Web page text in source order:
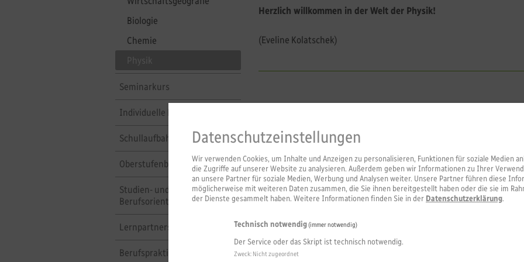
Biologie
Chemie
Seminarkurs
Individuelle Förderung
Schullaufbahnberatung
Oberstufenberatung
Studien- und
Berufsorientierung
Lernpartnerschaften
Berufspraktika
Herzlich willkommen in der Welt der Physik!
(Eveline Kolatschek)
Herr Klaus von Klitzing (Nobelpreisträger für
unsere Kursstufe
„Über Konstanten und ihre
forschen“
Nobelpreisträger erwartet man normalerweise nicht in einer
als dies am Freitag, 13. Mai, für knapp 30 Schülerinnen und
beruflichen Gymnasiums Realität werden durfte.
Datenschutzeinstellungen
Wir verwenden Cookies, um Inhalte und Anzeigen zu personalisieren, Funktionen für soziale Medien
die Zugriffe auf unserer Website zu analysieren. Außerdem geben wir Informationen zu Ihrer
an unsere Partner für soziale Medien, Werbung und Analysen weiter. Unsere Partner führen diese
möglicherweise mit weiteren Daten zusammen, die Sie ihnen bereitgestellt haben oder die sie im
der Dienste gesammelt haben. Weitere Informationen finden Sie in der Datenschutzerklärung.
Technisch notwendig(immer notwendig)
Der Service oder das Skript ist technisch notwendig.
Zweck: Nicht zugeordnet